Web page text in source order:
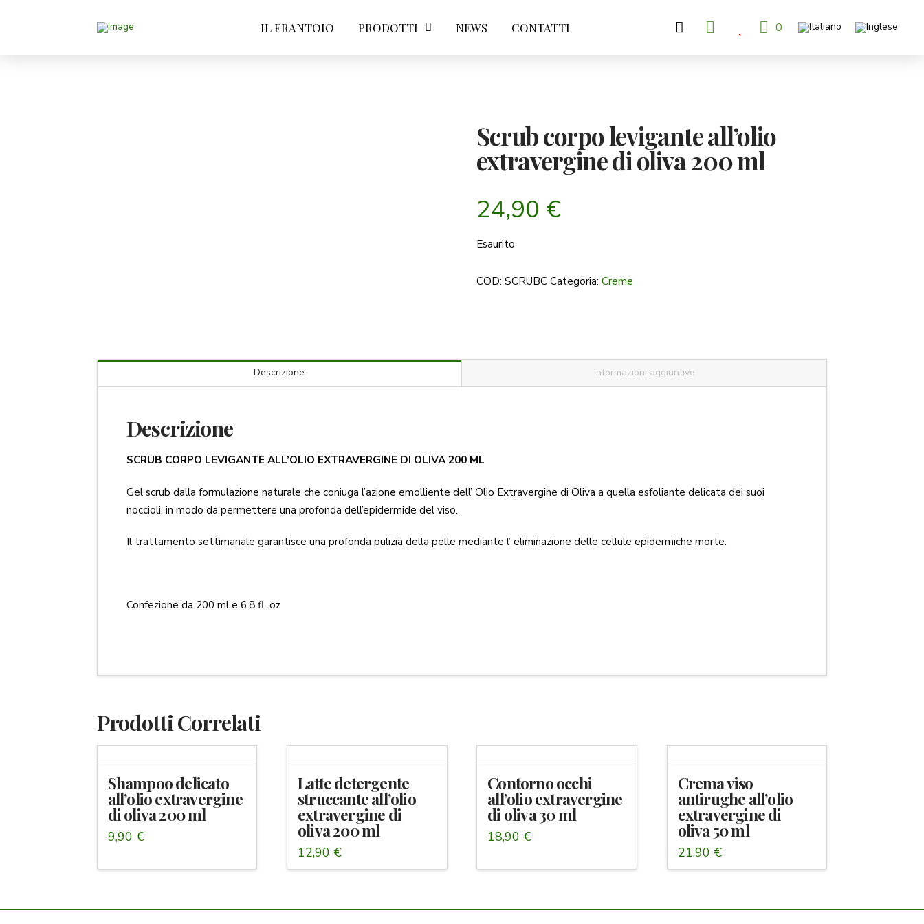
IL FRANTOIO PRODOTTI NEWS CONTATTI 0
Scrub corpo levigante all’olio
extravergine di oliva 200 ml
24,90 €
Esaurito
COD:SCRUBC Categoria:Creme
Descrizione Informazioni aggiuntive
Descrizione
SCRUB CORPO LEVIGANTE ALL’OLIO EXTRAVERGINE DI OLIVA 200 ML
Gel scrub dalla formulazione naturale che coniuga l’azione emolliente dell’ Olio Extravergine di Oliva a quella esfoliante delicata dei suoi
noccioli, in modo da permettere una profonda dell’epidermide del viso.
Il trattamento settimanale garantisce una profonda pulizia della pelle mediante l’ eliminazione delle cellule epidermiche morte.
Confezione da 200 ml e 6.8 fl. oz
Prodotti Correlati
Shampoo delicato
all’olio extravergine
di oliva 200 ml
9,90 €
Latte detergente
struccante all’olio
extravergine di
oliva 200 ml
12,90 €
Contorno occhi
all’olio extravergine
di oliva 30 ml
18,90 €
Crema viso
antirughe all’olio
extravergine di
oliva 50 ml
21,90 €